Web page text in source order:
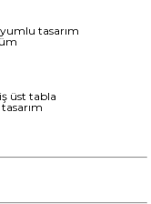
tasarım
üst tabla